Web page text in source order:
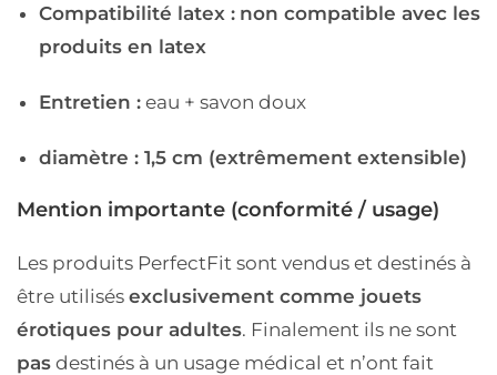
Compatibilité latex : non compatible avec les
produits en latex
Entretien : eau + savon doux
diamètre : 1,5 cm (extrêmement extensible)
Mention importante (conformité / usage)
Les produits PerfectFit sont vendus et destinés à
être utilisés exclusivement comme jouets
érotiques pour adultes. Finalement ils ne sont
pas destinés à un usage médical et n’ont fait